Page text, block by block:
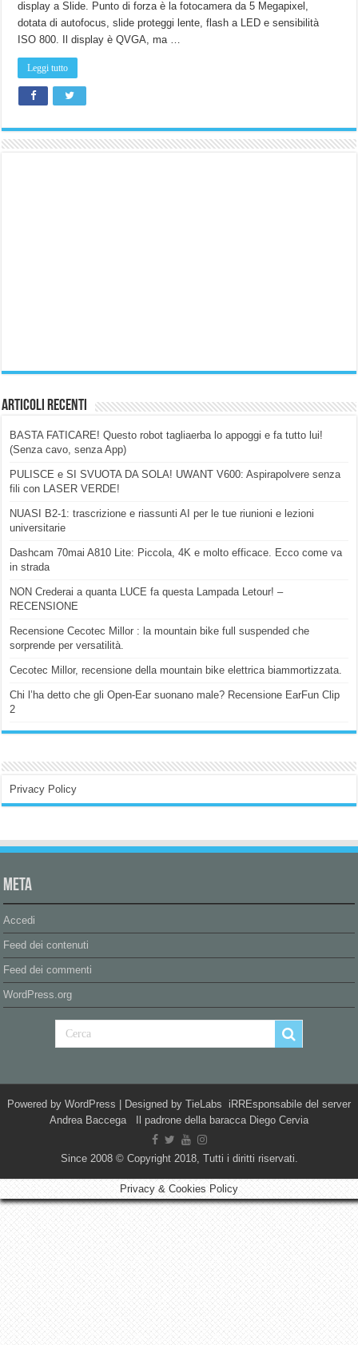
megapixel!
ecco
il
display a Slide. Punto di forza è la fotocamera da 5 Megapixel,
dotata di autofocus, slide proteggi lente, flash a LED e sensibilità
ISO 800. Il display è QVGA, ma …
Leggi tutto
Articoli Recenti
BASTA FATICARE! Questo robot tagliaerba lo appoggi e fa tutto lui!
(Senza cavo, senza App)
PULISCE e SI SVUOTA DA SOLA! UWANT V600: Aspirapolvere senza
fili con LASER VERDE!
NUASI B2-1: trascrizione e riassunti AI per le tue riunioni e lezioni
universitarie
Dashcam 70mai A810 Lite: Piccola, 4K e molto efficace. Ecco come va
in strada
NON Crederai a quanta LUCE fa questa Lampada Letour! –
RECENSIONE
Recensione Cecotec Millor : la mountain bike full suspended che
sorprende per versatilità.
Cecotec Millor, recensione della mountain bike elettrica biammortizzata.
Chi l’ha detto che gli Open-Ear suonano male? Recensione EarFun Clip
2
Privacy Policy
Meta
Accedi
Feed dei contenuti
Feed dei commenti
WordPress.org
Powered by WordPress | Designed by TieLabs iRREsponsabile del server
Andrea Baccega Il padrone della baracca Diego Cervia
Since 2008 © Copyright 2018, Tutti i diritti riservati.
Privacy & Cookies Policy